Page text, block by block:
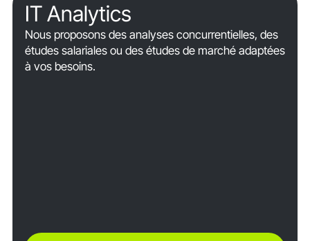
IT Analytics
Nous proposons des analyses concurrentielles, des
études salariales ou des études de marché adaptées
à vos besoins.